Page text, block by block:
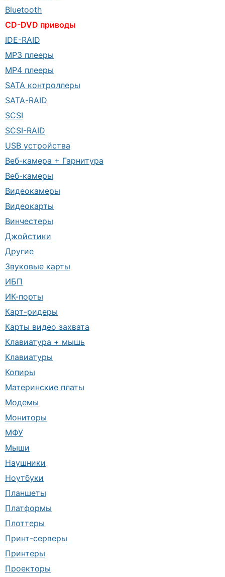
Bluetooth
CD-DVD приводы
IDE-RAID
MP3 плееры
MP4 плееры
SATA контроллеры
SATA-RAID
SCSI
SCSI-RAID
USB устройства
Веб-камера + Гарнитура
Веб-камеры
Видеокамеры
Видеокарты
Винчестеры
Джойстики
Другие
Звуковые карты
ИБП
ИК-порты
Карт-ридеры
Карты видео захвата
Клавиатура + мышь
Клавиатуры
Копиры
Материнские платы
Модемы
Мониторы
МФУ
Мыши
Наушники
Ноутбуки
Планшеты
Платформы
Плоттеры
Принт-серверы
Принтеры
Проекторы